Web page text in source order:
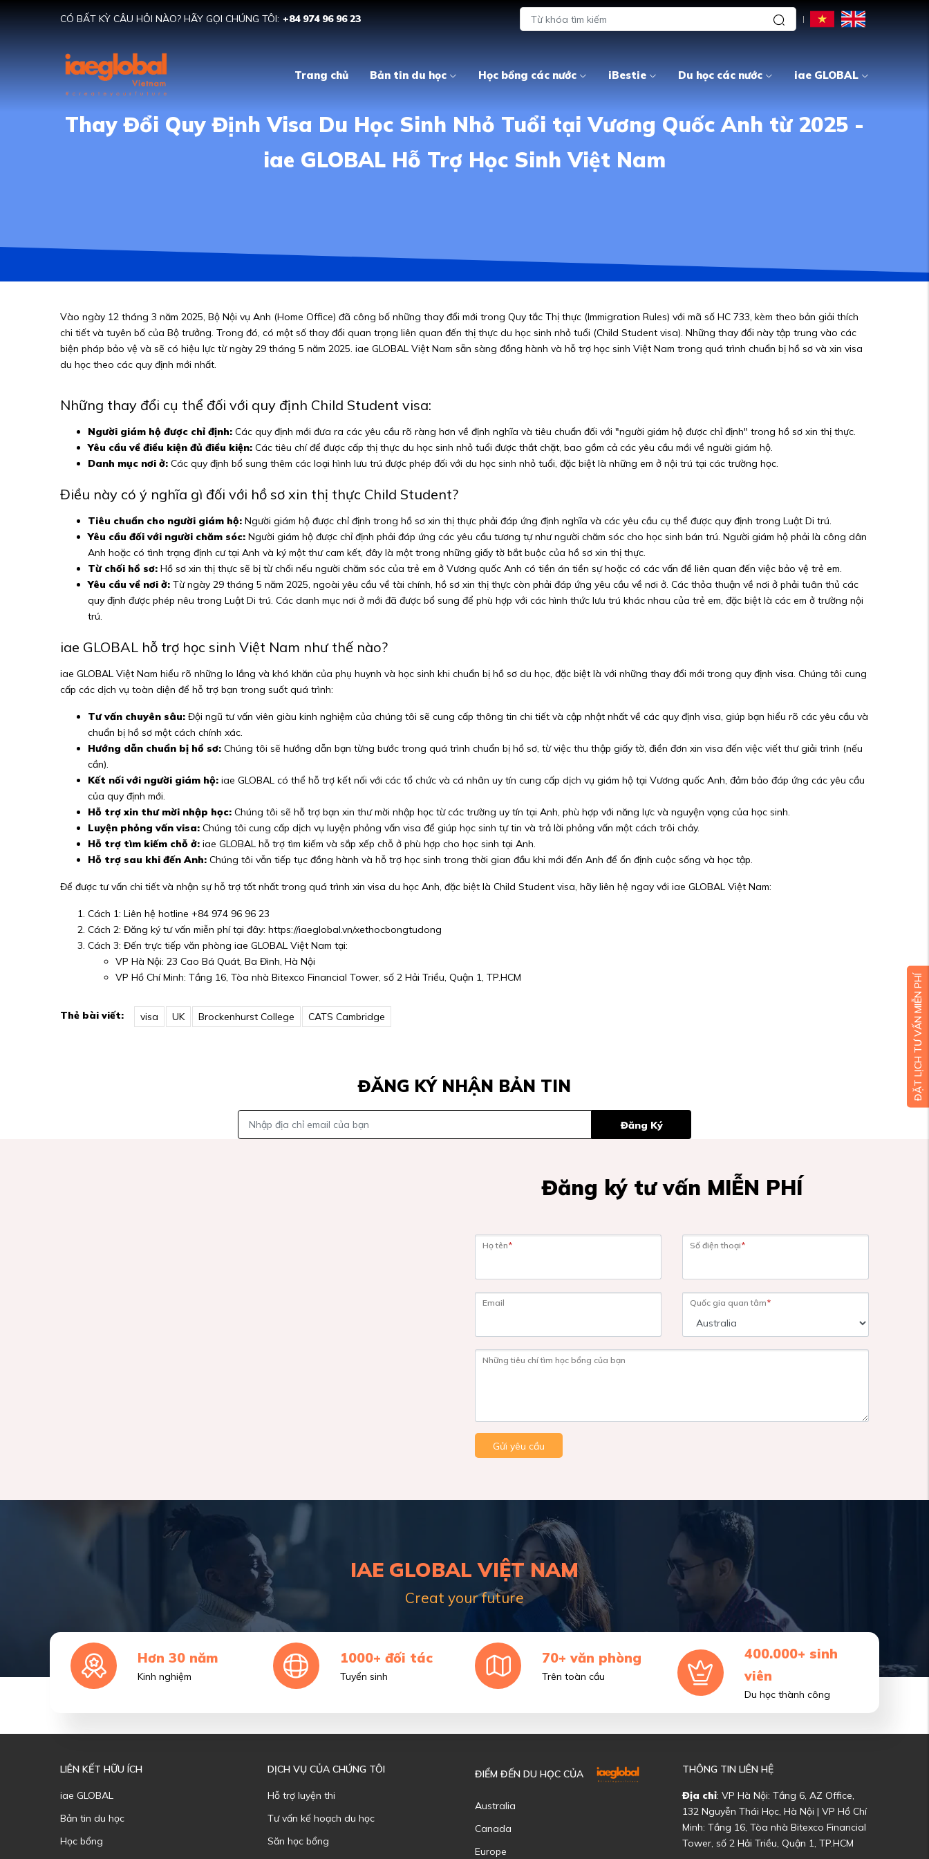
CÓ BẤT KỲ CÂU HỎI NÀO? HÃY GỌI CHÚNG TÔI: +84 974 96 96 23
Trang chủ Bản tin du học Học bổng các nước iBestie Du học các nước iae GLOBAL
Thay Đổi Quy Định Visa Du Học Sinh Nhỏ Tuổi tại Vương Quốc Anh từ 2025 -
iae GLOBAL Hỗ Trợ Học Sinh Việt Nam
Vào ngày 12 tháng 3 năm 2025, Bộ Nội vụ Anh (Home Office) đã công bố những thay đổi mới trong Quy tắc Thị thực (Immigration Rules) với mã số HC 733, kèm theo bản giải thích
chi tiết và tuyên bố của Bộ trưởng. Trong đó, có một số thay đổi quan trọng liên quan đến thị thực du học sinh nhỏ tuổi (Child Student visa). Những thay đổi này tập trung vào các
biện pháp bảo vệ và sẽ có hiệu lực từ ngày 29 tháng 5 năm 2025. iae GLOBAL Việt Nam sẵn sàng đồng hành và hỗ trợ học sinh Việt Nam trong quá trình chuẩn bị hồ sơ và xin visa
du học theo các quy định mới nhất.
Những thay đổi cụ thể đối với quy định Child Student visa:
Người giám hộ được chỉ định: Các quy định mới đưa ra các yêu cầu rõ ràng hơn về định nghĩa và tiêu chuẩn đối với "người giám hộ được chỉ định" trong hồ sơ xin thị thực.
Yêu cầu về điều kiện đủ điều kiện: Các tiêu chí để được cấp thị thực du học sinh nhỏ tuổi được thắt chặt, bao gồm cả các yêu cầu mới về người giám hộ.
Danh mục nơi ở: Các quy định bổ sung thêm các loại hình lưu trú được phép đối với du học sinh nhỏ tuổi, đặc biệt là những em ở nội trú tại các trường học.
Điều này có ý nghĩa gì đối với hồ sơ xin thị thực Child Student?
Tiêu chuẩn cho người giám hộ: Người giám hộ được chỉ định trong hồ sơ xin thị thực phải đáp ứng định nghĩa và các yêu cầu cụ thể được quy định trong Luật Di trú.
Yêu cầu đối với người chăm sóc: Người giám hộ được chỉ định phải đáp ứng các yêu cầu tương tự như người chăm sóc cho học sinh bán trú. Người giám hộ phải là công dân
Anh hoặc có tình trạng định cư tại Anh và ký một thư cam kết, đây là một trong những giấy tờ bắt buộc của hồ sơ xin thị thực.
Từ chối hồ sơ: Hồ sơ xin thị thực sẽ bị từ chối nếu người chăm sóc của trẻ em ở Vương quốc Anh có tiền án tiền sự hoặc có các vấn đề liên quan đến việc bảo vệ trẻ em.
Yêu cầu về nơi ở: Từ ngày 29 tháng 5 năm 2025, ngoài yêu cầu về tài chính, hồ sơ xin thị thực còn phải đáp ứng yêu cầu về nơi ở. Các thỏa thuận về nơi ở phải tuân thủ các
quy định được phép nêu trong Luật Di trú. Các danh mục nơi ở mới đã được bổ sung để phù hợp với các hình thức lưu trú khác nhau của trẻ em, đặc biệt là các em ở trường nội
trú.
iae GLOBAL hỗ trợ học sinh Việt Nam như thế nào?
iae GLOBAL Việt Nam hiểu rõ những lo lắng và khó khăn của phụ huynh và học sinh khi chuẩn bị hồ sơ du học, đặc biệt là với những thay đổi mới trong quy định visa. Chúng tôi cung
cấp các dịch vụ toàn diện để hỗ trợ bạn trong suốt quá trình:
Tư vấn chuyên sâu: Đội ngũ tư vấn viên giàu kinh nghiệm của chúng tôi sẽ cung cấp thông tin chi tiết và cập nhật nhất về các quy định visa, giúp bạn hiểu rõ các yêu cầu và
chuẩn bị hồ sơ một cách chính xác.
Hướng dẫn chuẩn bị hồ sơ: Chúng tôi sẽ hướng dẫn bạn từng bước trong quá trình chuẩn bị hồ sơ, từ việc thu thập giấy tờ, điền đơn xin visa đến việc viết thư giải trình (nếu
cần).
Kết nối với người giám hộ: iae GLOBAL có thể hỗ trợ kết nối với các tổ chức và cá nhân uy tín cung cấp dịch vụ giám hộ tại Vương quốc Anh, đảm bảo đáp ứng các yêu cầu
của quy định mới.
Hỗ trợ xin thư mời nhập học: Chúng tôi sẽ hỗ trợ bạn xin thư mời nhập học từ các trường uy tín tại Anh, phù hợp với năng lực và nguyện vọng của học sinh.
Luyện phỏng vấn visa: Chúng tôi cung cấp dịch vụ luyện phỏng vấn visa để giúp học sinh tự tin và trả lời phỏng vấn một cách trôi chảy.
Hỗ trợ tìm kiếm chỗ ở: iae GLOBAL hỗ trợ tìm kiếm và sắp xếp chỗ ở phù hợp cho học sinh tại Anh.
Hỗ trợ sau khi đến Anh: Chúng tôi vẫn tiếp tục đồng hành và hỗ trợ học sinh trong thời gian đầu khi mới đến Anh để ổn định cuộc sống và học tập.
Để được tư vấn chi tiết và nhận sự hỗ trợ tốt nhất trong quá trình xin visa du học Anh, đặc biệt là Child Student visa, hãy liên hệ ngay với iae GLOBAL Việt Nam:
Cách 1: Liên hệ hotline +84 974 96 96 23
Cách 2: Đăng ký tư vấn miễn phí tại đây: https://iaeglobal.vn/xethocbongtudong
Cách 3: Đến trực tiếp văn phòng iae GLOBAL Việt Nam tại:
VP Hà Nội: 23 Cao Bá Quát, Ba Đình, Hà Nội
VP Hồ Chí Minh: Tầng 16, Tòa nhà Bitexco Financial Tower, số 2 Hải Triều, Quận 1, TP.HCM
Thẻ bài viết: visa UK Brockenhurst College CATS Cambridge
ĐĂNG KÝ NHẬN BẢN TIN
Đăng Ký
Đăng ký tư vấn MIỄN PHÍ
Họ tên* Số điện thoại*
Email Quốc gia quan tâm*
Những tiêu chí tìm học bổng của bạn
Gửi yêu cầu
IAE GLOBAL VIỆT NAM
Creat your future
Hơn 30 năm
Kinh nghiệm
1000+ đối tác
Tuyển sinh
70+ văn phòng
Trên toàn cầu
400.000+ sinh
viên
Du học thành công
LIÊN KẾT HỮU ÍCH
iae GLOBAL
Bản tin du học
Học bổng
DỊCH VỤ CỦA CHÚNG TÔI
Hỗ trợ luyện thi
Tư vấn kế hoạch du học
Săn học bổng
ĐIỂM ĐẾN DU HỌC CỦA
Australia
Canada
Europe
THÔNG TIN LIÊN HỆ
Địa chỉ: VP Hà Nội: Tầng 6, AZ Office,
132 Nguyễn Thái Học, Hà Nội | VP Hồ Chí
Minh: Tầng 16, Tòa nhà Bitexco Financial
Tower, số 2 Hải Triều, Quận 1, TP.HCM
ĐẶT LỊCH TƯ VẤN MIỄN PHÍ